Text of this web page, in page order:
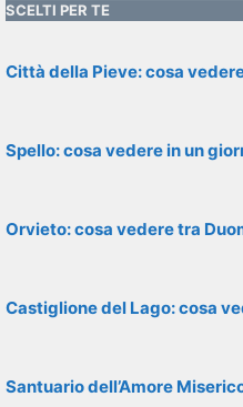
SCELTI PER TE
Città della Pieve: cosa
Spello: cosa vedere in un
Orvieto: cosa vedere tra
Castiglione del Lago: cosa
Santuario dell’Amore